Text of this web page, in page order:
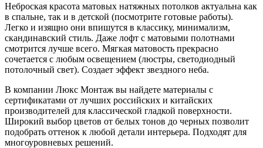
Неброская красота матовых натяжных потолков актуальна как
в спальне, так и в детской (посмотрите готовые работы).
Легко и изящно они впишутся в классику, минимализм,
скандинавский стиль. Даже лофт с матовыми полотнами
смотрится лучше всего. Мягкая матовость прекрасно
сочетается с любым освещением (люстры, светодиодный
потолочный свет). Создает эффект звездного неба.
В компании Люкс Монтаж вы найдете материалы с
сертификатами от лучших российских и китайских
производителей для классической гладкой поверхности.
Широкий выбор цветов от белых тонов до черных позволит
подобрать оттенок к любой детали интерьера. Подходят для
многоуровневых решений.